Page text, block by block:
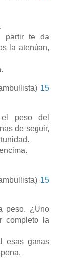
partir te da
la atenúan,
15
peso del
de seguir,
15
peso. ¿Uno
completo la
esas ganas